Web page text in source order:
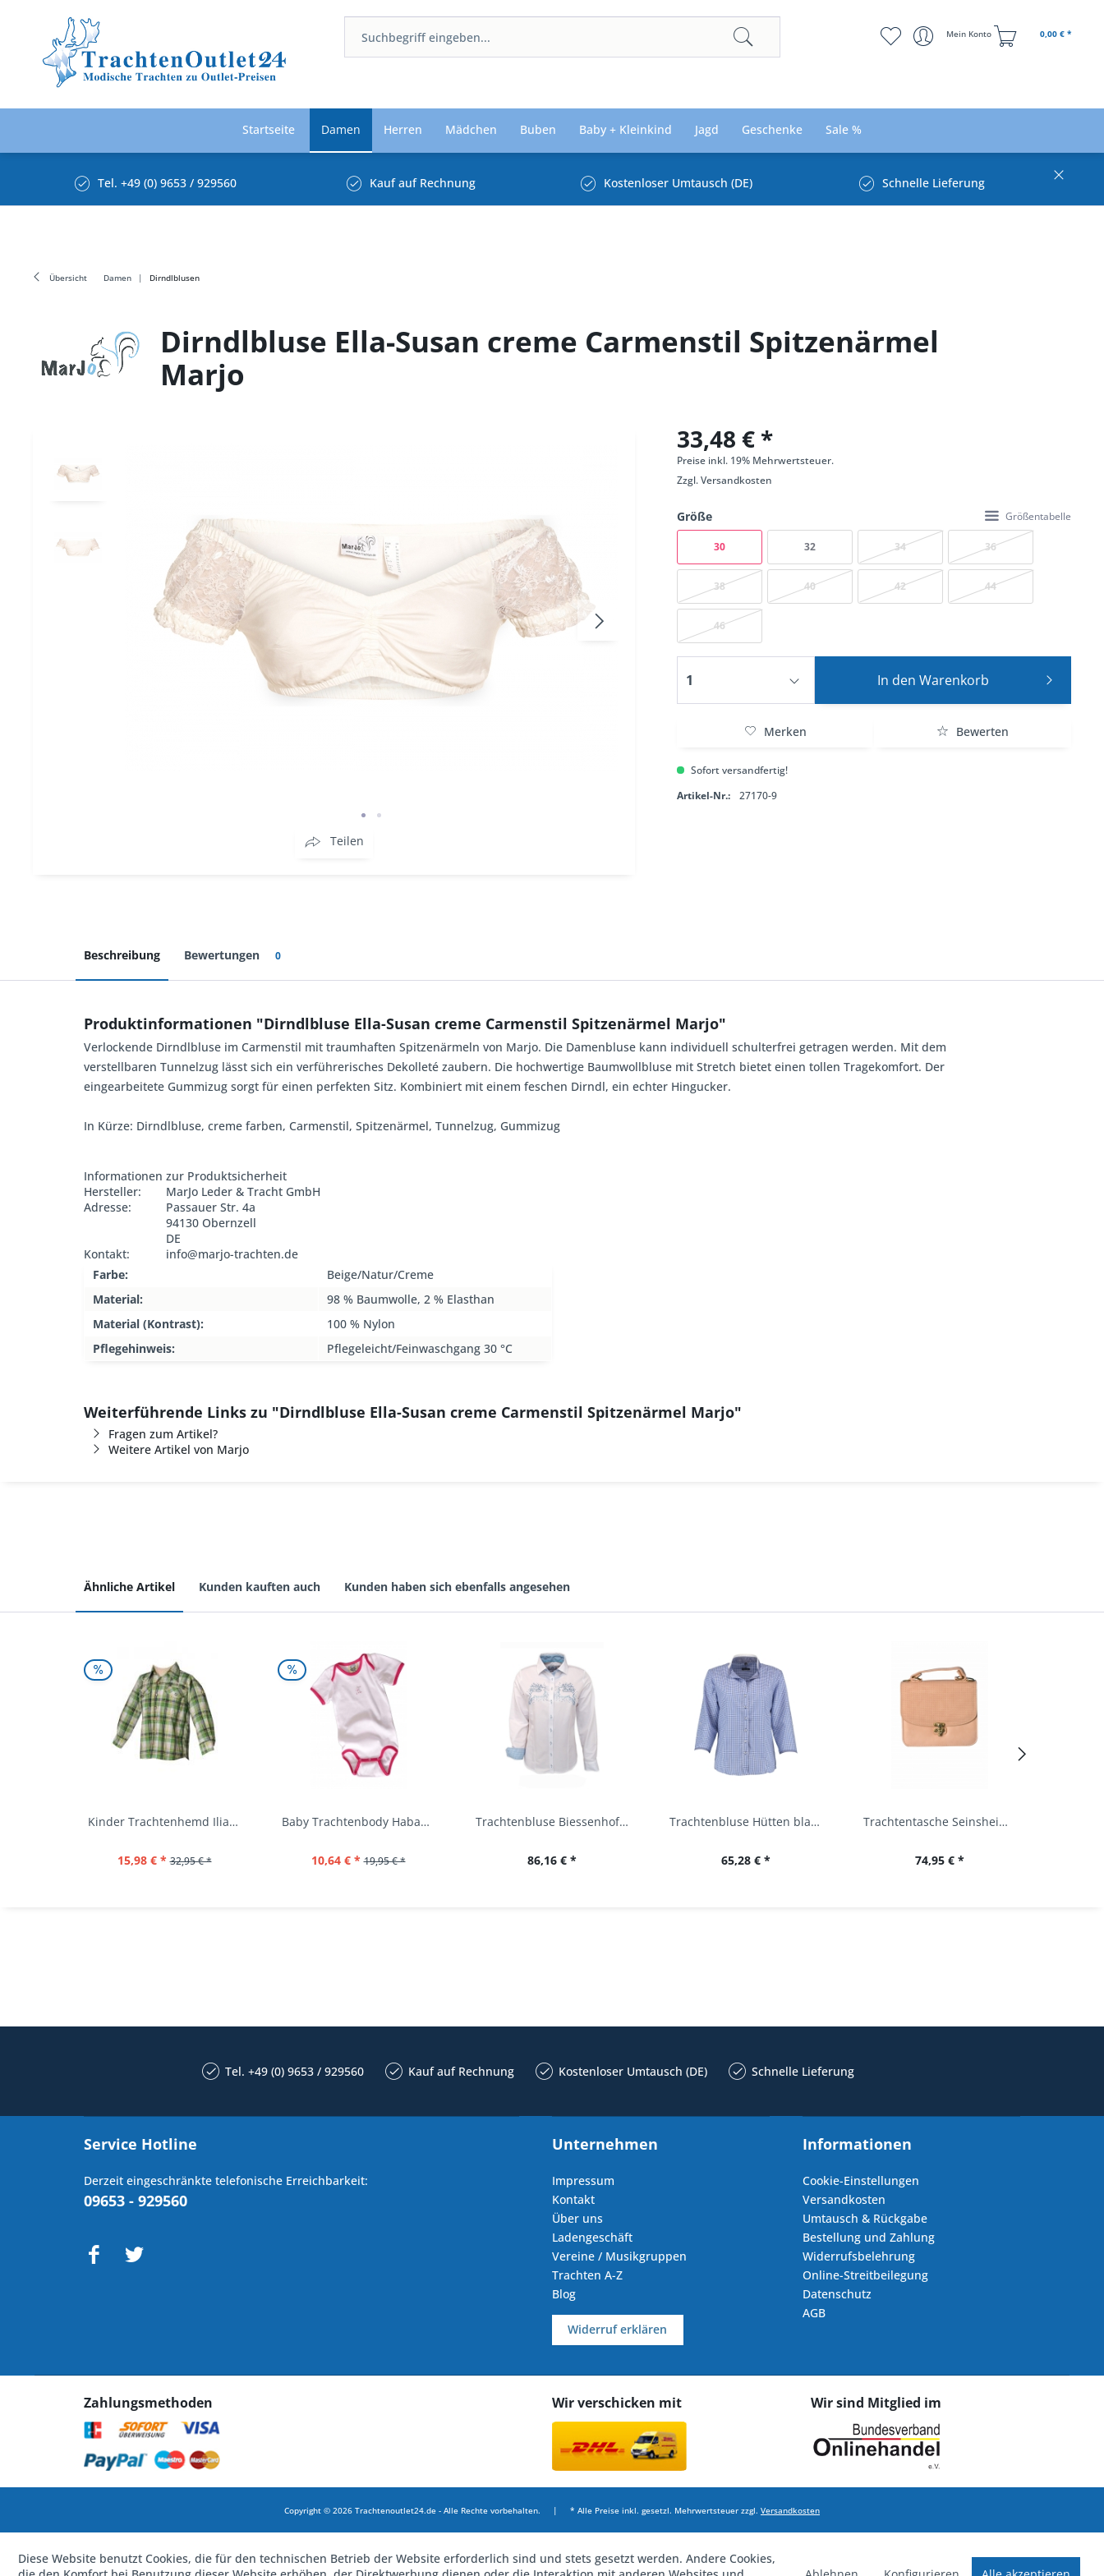
Mein Konto 0,00 € *
Startseite Damen Herren Mädchen Buben Baby + Kleinkind Jagd Geschenke Sale %
Tel. +49 (0) 9653 / 929560 Kauf auf Rechnung Kostenloser Umtausch (DE) Schnelle Lieferung
Übersicht Damen Dirndlblusen
Dirndlbluse Ella-Susan creme Carmenstil Spitzenärmel
Marjo
Teilen
33,48 € *
Preise inkl. 19% Mehrwertsteuer.
Zzgl.Versandkosten
Größe Größentabelle
30 32 34 36
38 40 42 44
46
In den Warenkorb
Merken Bewerten
Sofort versandfertig!
Artikel-Nr.:
27170-9
Beschreibung Bewertungen 0
Produktinformationen "Dirndlbluse Ella-Susan creme Carmenstil Spitzenärmel Marjo"
Verlockende Dirndlbluse im Carmenstil mit traumhaften Spitzenärmeln von Marjo. Die Damenbluse kann individuell schulterfrei getragen werden. Mit dem
verstellbaren Tunnelzug lässt sich ein verführerisches Dekolleté zaubern. Die hochwertige Baumwollbluse mit Stretch bietet einen tollen Tragekomfort. Der
eingearbeitete Gummizug sorgt für einen perfekten Sitz. Kombiniert mit einem feschen Dirndl, ein echter Hingucker.
In Kürze: Dirndlbluse, creme farben, Carmenstil, Spitzenärmel, Tunnelzug, Gummizug
Informationen zur Produktsicherheit
Hersteller:
MarJo Leder & Tracht GmbH
Adresse:
Passauer Str. 4a
94130 Obernzell
DE
Kontakt:
info@marjo-trachten.de
Farbe:
Beige/Natur/Creme
Material:
98 % Baumwolle, 2 % Elasthan
Material (Kontrast):
100 % Nylon
Pflegehinweis:
Pflegeleicht/Feinwaschgang 30 °C
Weiterführende Links zu "Dirndlbluse Ella-Susan creme Carmenstil Spitzenärmel Marjo"
Fragen zum Artikel?
Weitere Artikel von Marjo
Ähnliche Artikel Kunden kauften auch Kunden haben sich ebenfalls angesehen
Kinder Trachtenhemd Ilias giftgrün langarm...
15,98 € * 32,95 € *
Baby Trachtenbody Habach weiß/pink Isar Trachten
10,64 € * 19,95 € *
Trachtenbluse Biessenhofen weiß Langarm OS...
86,16 € *
Trachtenbluse Hütten blau 7/8 Arm OS Trachten
65,28 € *
Trachtentasche Seinsheim lachs rosa Werner...
74,95 € *
Tel. +49 (0) 9653 / 929560 Kauf auf Rechnung Kostenloser Umtausch (DE) Schnelle Lieferung
Service Hotline
Derzeit eingeschränkte telefonische Erreichbarkeit:
09653 - 929560
Unternehmen
Impressum
Kontakt
Über uns
Ladengeschäft
Vereine / Musikgruppen
Trachten A-Z
Blog
Widerruf erklären
Informationen
Cookie-Einstellungen
Versandkosten
Umtausch & Rückgabe
Bestellung und Zahlung
Widerrufsbelehrung
Online-Streitbeilegung
Datenschutz
AGB
Zahlungsmethoden Wir verschicken mit Wir sind Mitglied im
Copyright © 2026 Trachtenoutlet24.de - Alle Rechte vorbehalten. | * Alle Preise inkl. gesetzl. Mehrwertsteuer zzgl. Versandkosten
Diese Website benutzt Cookies, die für den technischen Betrieb der Website erforderlich sind und stets gesetzt werden. Andere Cookies,